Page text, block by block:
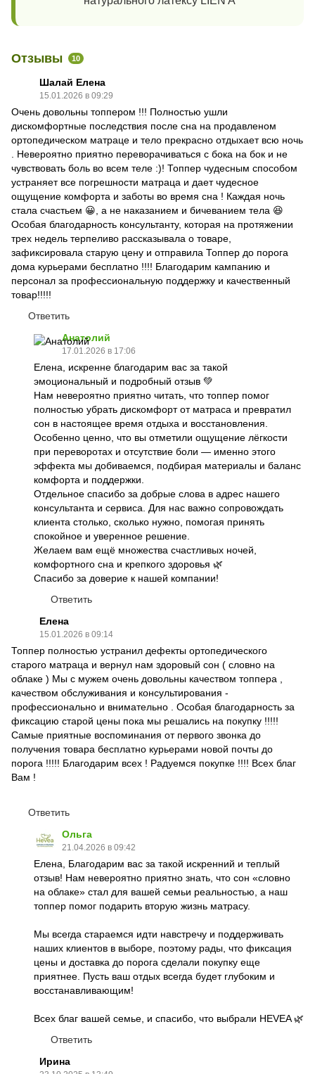
Отзывы 10
Шалай Елена
15.01.2026 в 09:29
Очень довольны топпером !!! Полностью ушли
дискомфортные последствия после сна на продавленом
ортопедическом матраце и тело прекрасно отдыхает всю ночь
. Невероятно приятно переворачиваться с бока на бок и не
чувствовать боль во всем теле :)! Топпер чудесным способом
устраняет все погрешности матраца и дает чудесное
ощущение комфорта и заботы во время сна ! Каждая ночь
стала счастьем 😀, а не наказанием и бичеванием тела 😆
Особая благодарность консультанту, которая на протяжении
трех недель терпеливо рассказывала о товаре,
зафиксировала старую цену и отправила Топпер до порога
дома курьерами бесплатно !!!! Благодарим кампанию и
персонал за профессиональную поддержку и качественный
товар!!!!!
Ответить
Анатолий
17.01.2026 в 17:06
Елена, искренне благодарим вас за такой
эмоциональный и подробный отзыв 💚
Нам невероятно приятно читать, что топпер помог
полностью убрать дискомфорт от матраса и превратил
сон в настоящее время отдыха и восстановления.
Особенно ценно, что вы отметили ощущение лёгкости
при переворотах и отсутствие боли — именно этого
эффекта мы добиваемся, подбирая материалы и баланс
комфорта и поддержки.
Отдельное спасибо за добрые слова в адрес нашего
консультанта и сервиса. Для нас важно сопровождать
клиента столько, сколько нужно, помогая принять
спокойное и уверенное решение.
Желаем вам ещё множества счастливых ночей,
комфортного сна и крепкого здоровья 🌿
Спасибо за доверие к нашей компании!
Ответить
Елена
15.01.2026 в 09:14
Топпер полностью устранил дефекты ортопедического
старого матраца и вернул нам здоровый сон ( словно на
облаке ) Мы с мужем очень довольны качеством топпера ,
качеством обслуживания и консультирования -
профессионально и внимательно . Особая благодарность за
фиксацию старой цены пока мы решались на покупку !!!!!
Самые приятные воспоминания от первого звонка до
получения товара бесплатно курьерами новой почты до
порога !!!!! Благодарим всех ! Радуемся покупке !!!! Всех благ
Вам !
Ответить
Ольга
21.04.2026 в 09:42
Елена, Благодарим вас за такой искренний и теплый
отзыв! Нам невероятно приятно знать, что сон «словно
на облаке» стал для вашей семьи реальностью, а наш
топпер помог подарить вторую жизнь матрасу.
Мы всегда стараемся идти навстречу и поддерживать
наших клиентов в выборе, поэтому рады, что фиксация
цены и доставка до порога сделали покупку еще
приятнее. Пусть ваш отдых всегда будет глубоким и
восстанавливающим!
Всех благ вашей семье, и спасибо, что выбрали HEVEA 🌿
Ответить
Ирина